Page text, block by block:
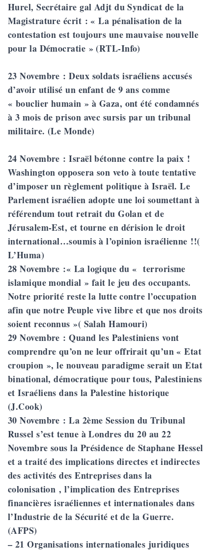
Hurel, Secrétaire gal Adjt du Syndicat de la
Magistrature écrit : « La pénalisation de la
contestation est toujours une mauvaise nouvelle
pour la Démocratie » (RTL-Info)
23 Novembre : Deux soldats israéliens accusés
d’avoir utilisé un enfant de 9 ans comme
« bouclier humain » à Gaza, ont été condamnés
à 3 mois de prison avec sursis par un tribunal
militaire. (Le Monde)
24 Novembre : Israël bétonne contre la paix !
Washington opposera son veto à toute tentative
d’imposer un règlement politique à Israël. Le
Parlement israélien adopte une loi soumettant à
référendum tout retrait du Golan et de
Jérusalem-Est, et tourne en dérision le droit
international…soumis à l’opinion israélienne !!(
L’Huma)
28 Novembre :« La logique du « terrorisme
islamique mondial » fait le jeu des occupants.
Notre priorité reste la lutte contre l’occupation
afin que notre Peuple vive libre et que nos droits
soient reconnus »( Salah Hamouri)
29 Novembre : Quand les Palestiniens vont
comprendre qu’on ne leur offrirait qu’un « Etat
croupion », le nouveau paradigme serait un Etat
binational, démocratique pour tous, Palestiniens
et Israéliens dans la Palestine historique
(J.Cook)
30 Novembre : La 2ème Session du Tribunal
Russel s’est tenue à Londres du 20 au 22
Novembre sous la Présidence de Staphane Hessel
et a traité des implications directes et indirectes
des activités des Entreprises dans la
colonisation , l’implication des Entreprises
financières israéliennes et internationales dans
l’Industrie de la Sécurité et de la Guerre.
(AFPS)
– 21 Organisations internationales juridiques